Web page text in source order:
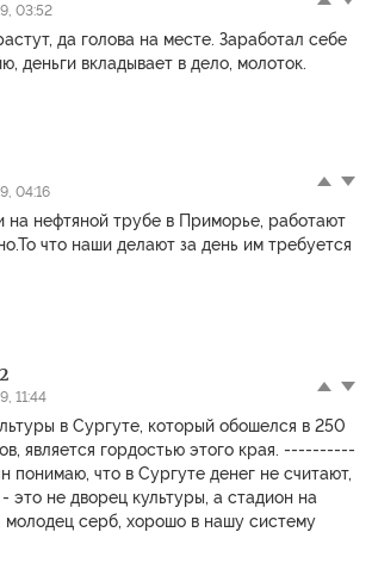
03:52
да голова на месте. Заработал себе
деньги вкладывает в дело, молоток.
04:16
на нефтяной трубе в Приморье, работают
что наши делают за день им требуется
11:44
в Сургуте, который обошелся в 250
является гордостью этого края. ----------
что в Сургуте денег не считают,
это не дворец культуры, а стадион на
молодец серб, хорошо в нашу систему